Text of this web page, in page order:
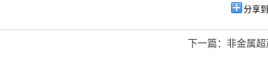
分享到
下一篇： 非金属